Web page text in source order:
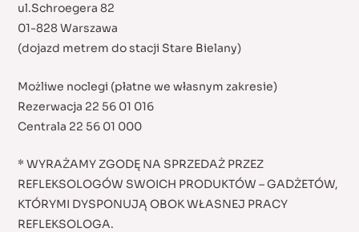
ul.Schroegera 82
01-828 Warszawa
(dojazd metrem do stacji Stare Bielany)
Możliwe noclegi (płatne we własnym zakresie)
Rezerwacja 22 56 01 016
Centrala 22 56 01 000
* WYRAŻAMY ZGODĘ NA SPRZEDAŻ PRZEZ
REFLEKSOLOGÓW SWOICH PRODUKTÓW – GADŻETÓW,
KTÓRYMI DYSPONUJĄ OBOK WŁASNEJ PRACY
REFLEKSOLOGA.